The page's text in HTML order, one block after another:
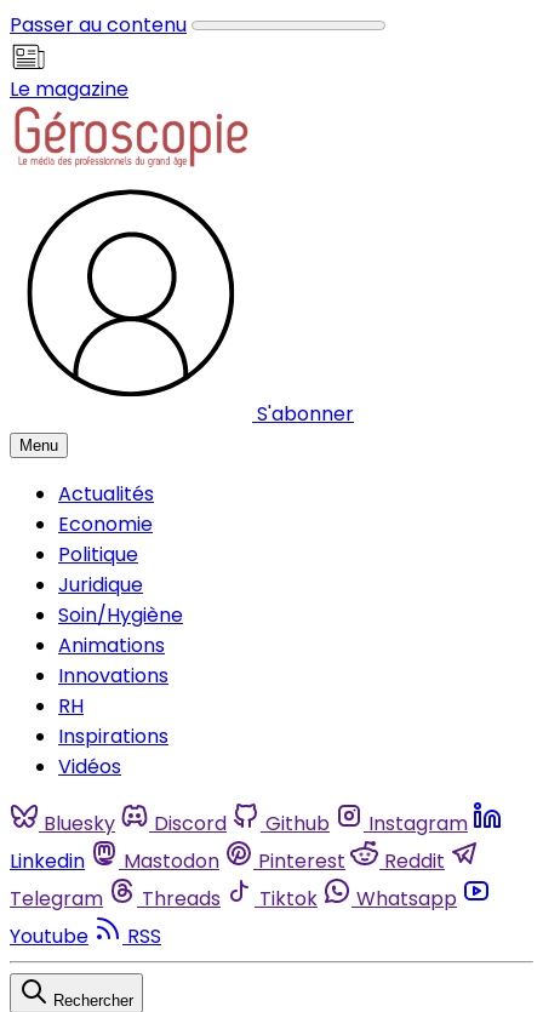
Passer au contenu
Le magazine
S'abonner
Menu
Actualités
Economie
Politique
Juridique
Soin/Hygiène
Animations
Innovations
RH
Inspirations
Vidéos
Bluesky Discord Github
Instagram
Linkedin
Mastodon Pinterest
Reddit
Telegram
Threads Tiktok
Whatsapp
Youtube
RSS
Rechercher
Panneau de gestion des cookies